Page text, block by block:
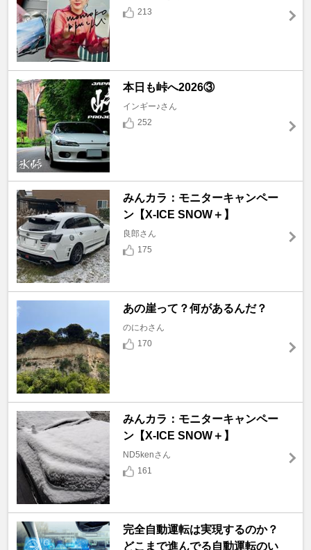
213
本日も峠へ2026③
インギー♪さん
252
みんカラ：モニターキャンペー
ン【X-ICE SNOW＋】
良郎さん
175
あの崖って？何があるんだ？
のにわさん
170
みんカラ：モニターキャンペー
ン【X-ICE SNOW＋】
ND5kenさん
161
完全自動運転は実現するのか？
どこまで進んでる自動運転のい